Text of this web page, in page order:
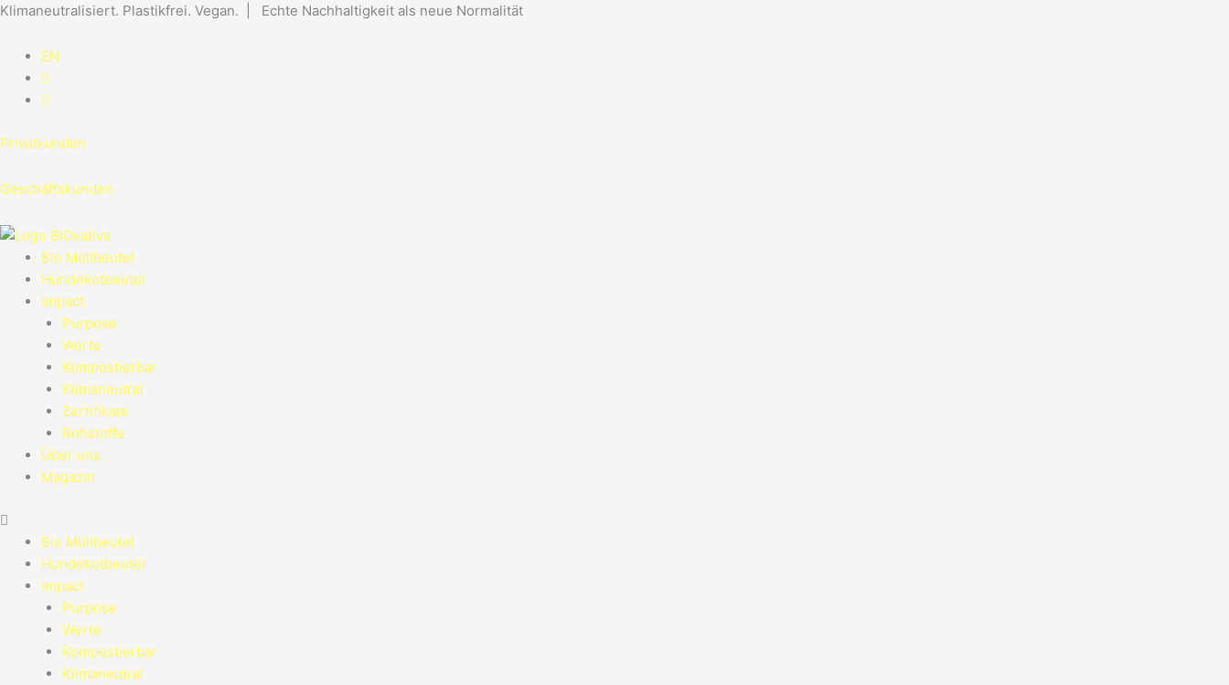
Zum
springen
Klimaneutralisiert. Plastikfrei. Vegan. | Echte Nachhaltigkeit als neue Normalität
EN
Privatkunden
Geschäftskunden
Bio Müllbeutel
Hundekotbeutel
Impact
Purpose
Werte
Kompostierbar
Klimaneutral
Zertifikate
Rohstoffe
Über uns
Magazin
Bio Müllbeutel
Hundekotbeutel
Impact
Purpose
Werte
Kompostierbar
Klimaneutral